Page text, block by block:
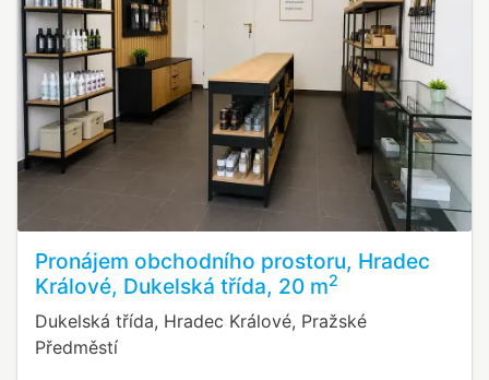
Pronájem obchodního prostoru, Hradec
Králové, Dukelská třída, 20 m2
Dukelská třída, Hradec Králové, Pražské
Předměstí